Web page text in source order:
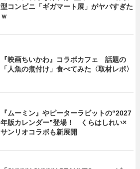
型コンビニ「ギガマート展」がヤバすぎた
ｗ
『映画ちいかわ』コラボカフェ 話題の
「人魚の煮付け」食べてみた〈取材レポ〉
『ムーミン』やピーターラビットの“2027
年版カレンダー”登場！ くらはしれい×
サンリオコラボも新展開